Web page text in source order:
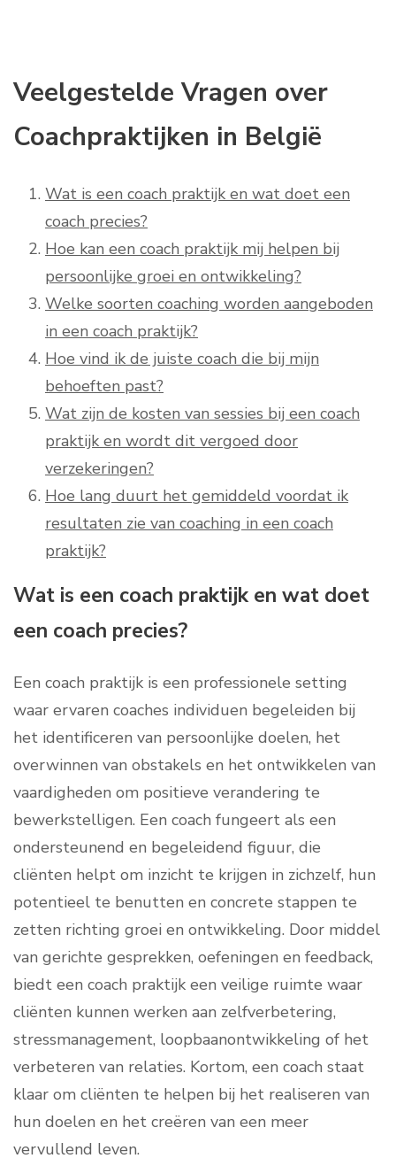
Veelgestelde Vragen over
Coachpraktijken in België
Wat is een coach praktijk en wat doet een
coach precies?
Hoe kan een coach praktijk mij helpen bij
persoonlijke groei en ontwikkeling?
Welke soorten coaching worden aangeboden
in een coach praktijk?
Hoe vind ik de juiste coach die bij mijn
behoeften past?
Wat zijn de kosten van sessies bij een coach
praktijk en wordt dit vergoed door
verzekeringen?
Hoe lang duurt het gemiddeld voordat ik
resultaten zie van coaching in een coach
praktijk?
Wat is een coach praktijk en wat doet
een coach precies?
Een coach praktijk is een professionele setting
waar ervaren coaches individuen begeleiden bij
het identificeren van persoonlijke doelen, het
overwinnen van obstakels en het ontwikkelen van
vaardigheden om positieve verandering te
bewerkstelligen. Een coach fungeert als een
ondersteunend en begeleidend figuur, die
cliënten helpt om inzicht te krijgen in zichzelf, hun
potentieel te benutten en concrete stappen te
zetten richting groei en ontwikkeling. Door middel
van gerichte gesprekken, oefeningen en feedback,
biedt een coach praktijk een veilige ruimte waar
cliënten kunnen werken aan zelfverbetering,
stressmanagement, loopbaanontwikkeling of het
verbeteren van relaties. Kortom, een coach staat
klaar om cliënten te helpen bij het realiseren van
hun doelen en het creëren van een meer
vervullend leven.